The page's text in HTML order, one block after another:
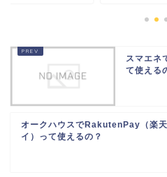
スマエネ
て使える
オークハウスでRakutenPay（楽
イ）って使えるの？